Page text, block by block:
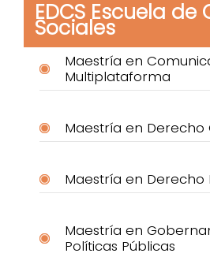
EDCS Escuela de
Sociales
Maestría en
Multiplataforma
Maestría en
Maestría en Derecho
Maestría en
Políticas Públicas